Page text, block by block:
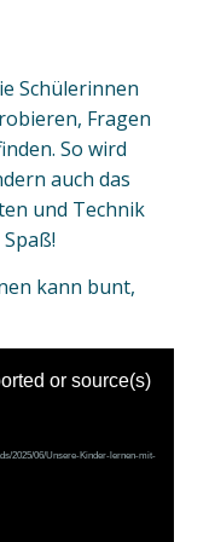
Schülerinnen
Fragen
So wird
auch das
und Technik
kann bunt,
or source(s)
2025/06/Unsere-Kinder-lernen-mit-